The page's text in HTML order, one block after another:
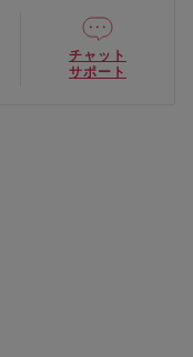
チャット
サポート